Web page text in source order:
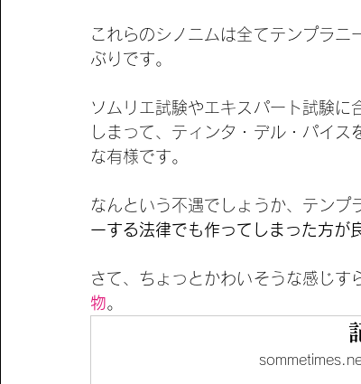
これらのシノニムは全てテンプラニ
ぶりです。
ソムリエ試験やエキスパート試験に
しまって、ティンタ・デル・パイス
な有様です。
なんという不遇でしょうか、テンプ
一する法律でも作ってしまった方が
さて、ちょっとかわいそうな感じす
物。